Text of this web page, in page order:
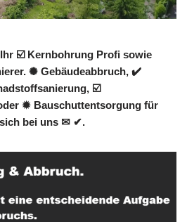
☑️ Kernbohrung Profi sowie
✺ Gebäudeabbruch, ✔️
☑️
✹ Bauschuttentsorgung für
bei uns ✉ ✔.